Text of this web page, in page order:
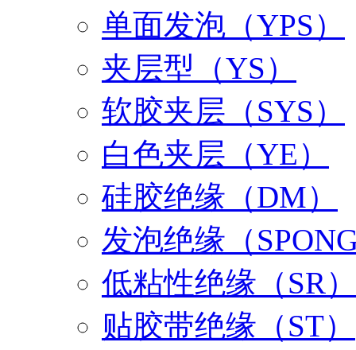
单面发泡（YPS）
夹层型（YS）
软胶夹层（SYS）
白色夹层（YE）
硅胶绝缘（DM）
发泡绝缘（
低粘性绝缘（SR）
贴胶带绝缘（ST）